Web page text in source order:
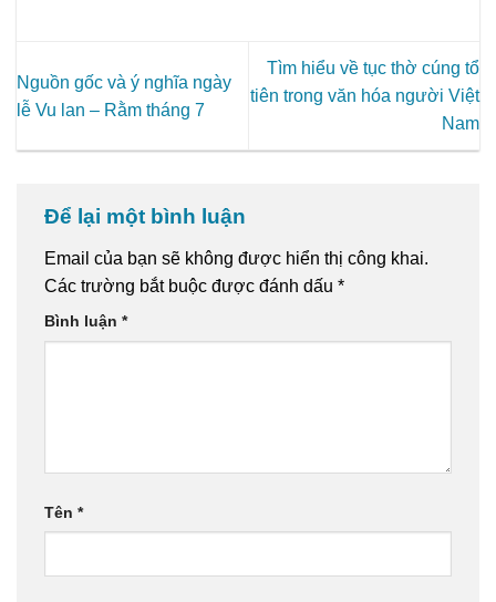
Nguồn gốc và ý nghĩa ngày
lễ Vu lan – Rằm tháng 7
Tìm hiểu về tục thờ cúng tổ
tiên trong văn hóa người Việt
Nam
Để lại một bình luận
Email của bạn sẽ không được hiển thị công khai.
Các trường bắt buộc được đánh dấu *
Bình luận *
Tên *